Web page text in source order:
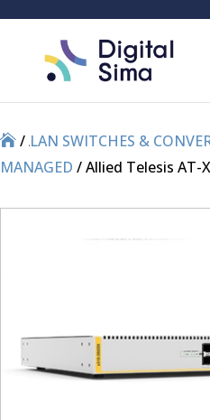
//LAN SWITCHES &
MANAGED / Allied Telesis AT-